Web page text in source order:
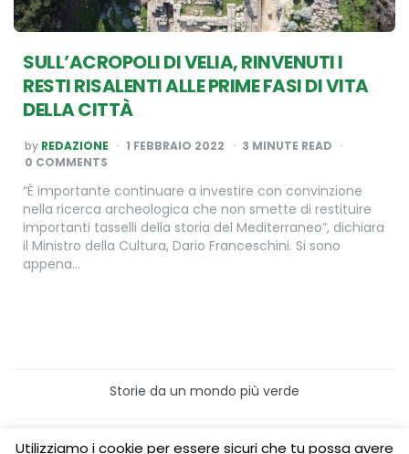
SULL’ACROPOLI DI VELIA, RINVENUTI I
RESTI RISALENTI ALLE PRIME FASI DI VITA
DELLA CITTÀ
POSTED
BY
by REDAZIONE 1 FEBBRAIO 2022 3 MINUTE READ
0 COMMENTS
“È importante continuare a investire con convinzione
nella ricerca archeologica che non smette di restituire
importanti tasselli della storia del Mediterraneo”, dichiara
il Ministro della Cultura, Dario Franceschini. Si sono
appena…
Storie da un mondo più verde
Home
Turismo sostenibile
Utilizziamo i cookie per essere sicuri che tu possa avere